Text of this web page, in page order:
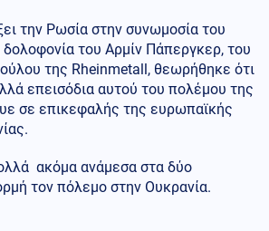
την Ρωσία στην συνωμοσία του
δολοφονία του Αρμίν Πάπεργκερ, του
της Rheinmetall, θεωρήθηκε ότι
επεισόδια αυτού του πολέμου της
σε επικεφαλής της ευρωπαϊκής
ακόμα ανάμεσα στα δύο
τον πόλεμο στην Ουκρανία.